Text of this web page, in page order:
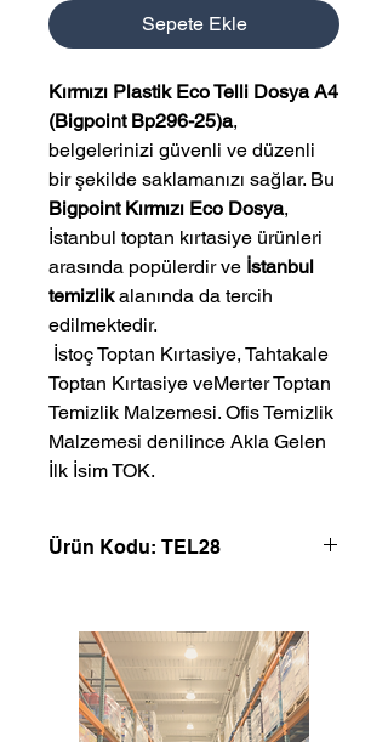
Sepete Ekle
Kırmızı Plastik Eco Telli Dosya A4
(Bigpoint Bp296-25)a,
belgelerinizi güvenli ve düzenli
bir şekilde saklamanızı sağlar. Bu
Bigpoint Kırmızı Eco Dosya,
İstanbul toptan kırtasiye ürünleri
arasında popülerdir ve İstanbul
temizlikalanında da tercih
edilmektedir.
Toptan Kırtasiye veMerter Toptan
Temizlik Malzemesi. Ofis Temizlik
Malzemesi denilince Akla Gelen
İlk İsim TOK.
Ürün Kodu: TEL28